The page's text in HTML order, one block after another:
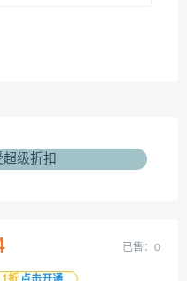
级折扣
1折 点击开通
已售：0